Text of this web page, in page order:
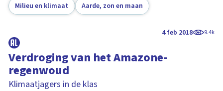
Milieu en klimaat Aarde, zon en maan
4 feb 2018 9.4k
Verdroging van het Amazone-
regenwoud
Klimaatjagers in de klas